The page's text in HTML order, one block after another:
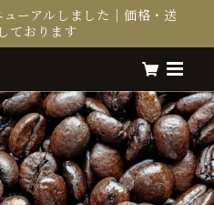
ーアルしました｜価格・送
ております